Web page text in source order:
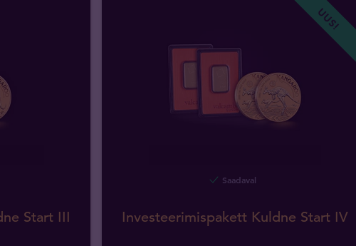
Start III
UUS!
Saadaval
Investeerimispakett Kuldne Start IV